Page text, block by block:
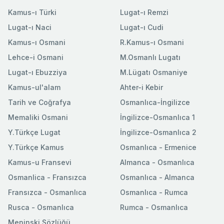
Kamus-ı Türki
Lugat-ı Naci
Kamus-ı Osmani
Lehce-i Osmani
Lugat-ı Ebuzziya
Lugat-ı Remzi
Lugat-ı Cudi
R.Kamus-ı Osmani
M.Osmanlı Lugatı
M.Lügatı Osmaniye
Kamus-ul'alam
Tarih ve Coğrafya
Memaliki Osmani
Y.Türkçe Lugat
Y.Türkçe Kamus
Ahter-i Kebir
Osmanlıca-İngilizce
İngilizce-Osmanlıca 1
İngilizce-Osmanlıca 2
Osmanlıca - Ermenice
Kamus-u Fransevi
Osmanlica - Fransızca
Fransızca - Osmanlıca
Rusca - Osmanlıca
Meninski Sözlüğü
Almanca - Osmanlıca
Osmanlıca - Almanca
Osmanlıca - Rumca
Rumca - Osmanlıca